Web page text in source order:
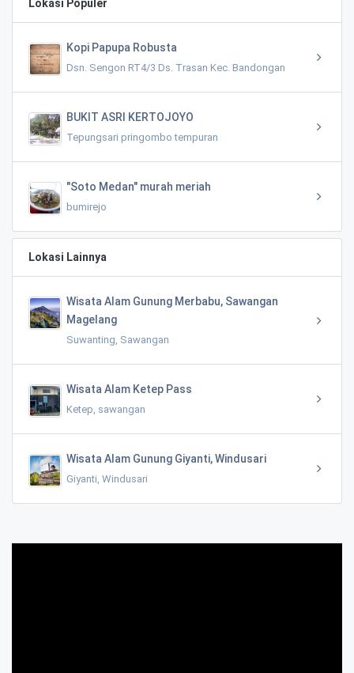
Lokasi Populer
Kopi Papupa Robusta
Dsn. Sengon RT4/3 Ds. Trasan Kec. Bandongan
BUKIT ASRI KERTOJOYO
Tepungsari pringombo tempuran
"Soto Medan" murah meriah
bumirejo
Lokasi Lainnya
Wisata Alam Gunung Merbabu, Sawangan
Magelang
Suwanting, Sawangan
Wisata Alam Ketep Pass
Ketep, sawangan
Wisata Alam Gunung Giyanti, Windusari
Giyanti, Windusari